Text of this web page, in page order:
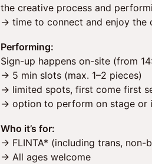
the creative process and
→ time to connect and enjoy the
Performing:
Sign-up happens on-site (from
→ 5 min slots (max. 1–2 pieces)
→ limited spots, first come first
→ option to perform on stage or
Who it’s for:
→ FLINTA* (including trans, non-
→ All ages welcome